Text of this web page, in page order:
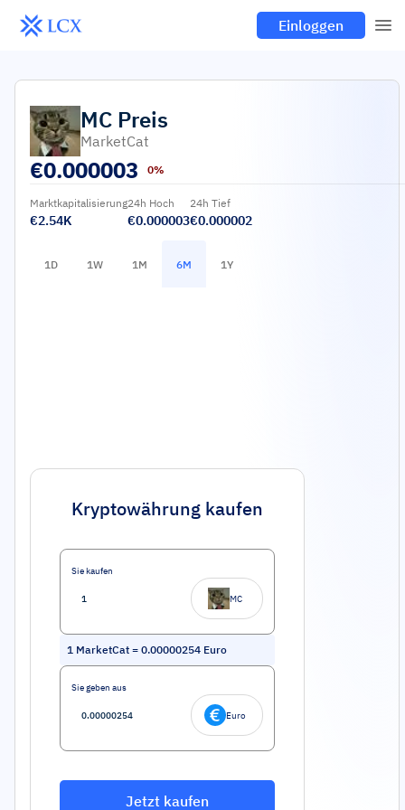
Einloggen
MC Preis
MarketCat
€0.000003 0%
Marktkapitalisierung
€2.54K
24h Hoch
€0.000003
24h Tief
€0.000002
1D 1W 1M 6M 1Y
Kryptowährung kaufen
Sie kaufen
MC
1 MarketCat = 0.00000254 Euro
Sie geben aus
Euro
Jetzt kaufen